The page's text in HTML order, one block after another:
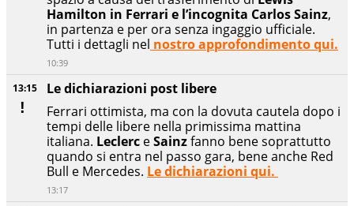
13:15
Le dichiarazioni post libere
Ferrari ottimista, ma con la dovuta cautela dopo i
tempi delle libere nella primissima mattina
italiana. Leclerc eSainzfanno bene soprattutto
quando si entra nel passo gara, bene anche Red
Bull e Mercedes. Le dichiarazioni qui.
13:17
Hamilton in Ferrari e l’incognita Carlos Sainz,
in partenza e per ora senza ingaggio ufficiale.
Tutti i dettagli nel nostro approfondimento qui.
10:39